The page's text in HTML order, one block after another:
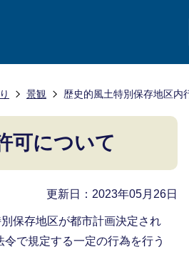
景観 歴史的風土特別保存地区内
可について
更新日：2023年05月26日
保存地区が都市計画決定され
で規定する一定の行為を行う